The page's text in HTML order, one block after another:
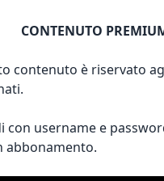
CONTENUTO
contenuto è riservato
con username e
abbonamento.